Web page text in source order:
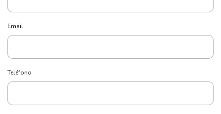
Email
Teléfono